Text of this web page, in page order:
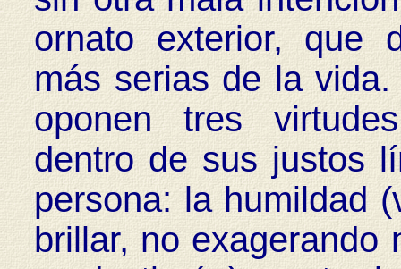
ornato exterior, que
más serias de la
oponen tres
dentro de sus justos
persona: la humildad
brillar, no exagerando